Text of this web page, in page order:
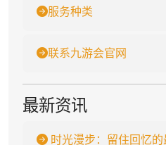
服务种类
联系九游会官网
最新资讯
时光漫步：留住回忆的